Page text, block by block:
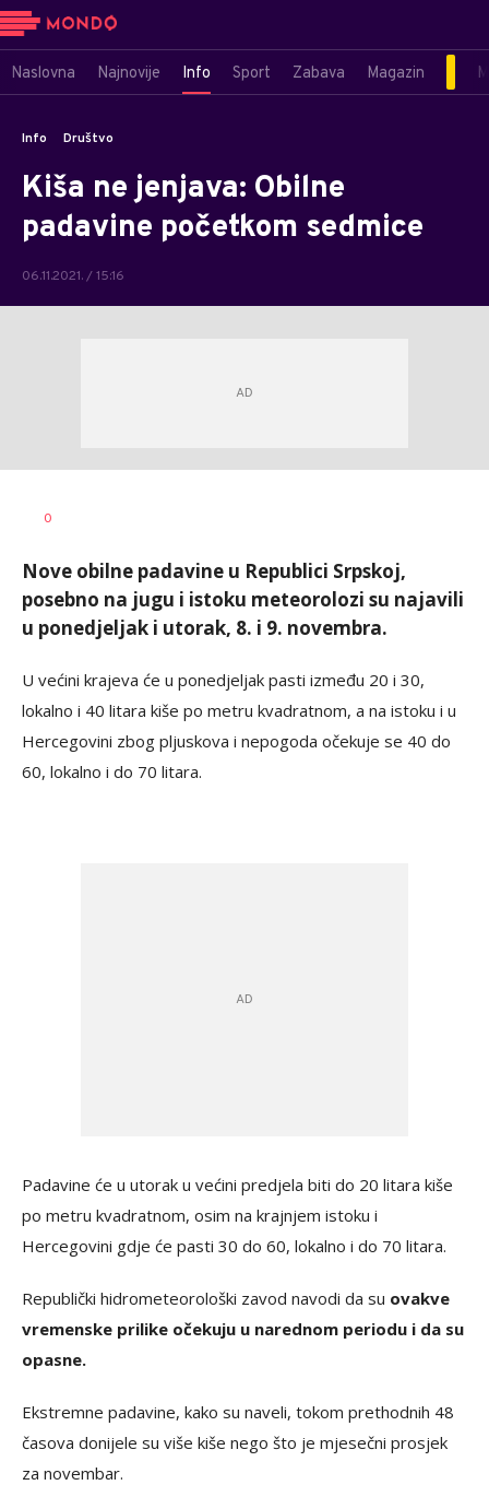
Naslovna Najnovije Info Sport Zabava Magazin
Info Društvo
Kiša ne jenjava: Obilne
padavine početkom sedmice
06.11.2021. / 15:16
AUTOR
0
Nove obilne padavine u Republici Srpskoj,
posebno na jugu i istoku meteorolozi su najavili
u ponedjeljak i utorak, 8. i 9. novembra.
U većini krajeva će u ponedjeljak pasti između 20 i 30,
lokalno i 40 litara kiše po metru kvadratnom, a na istoku i u
Hercegovini zbog pljuskova i nepogoda očekuje se 40 do
60, lokalno i do 70 litara.
Padavine će u utorak u većini predjela biti do 20 litara kiše
po metru kvadratnom, osim na krajnjem istoku i
Hercegovini gdje će pasti 30 do 60, lokalno i do 70 litara.
Republički hidrometeorološki zavod navodi da su ovakve
vremenske prilike očekuju u narednom periodu i da su
opasne.
Ekstremne padavine, kako su naveli, tokom prethodnih 48
časova donijele su više kiše nego što je mjesečni prosjek
za novembar.